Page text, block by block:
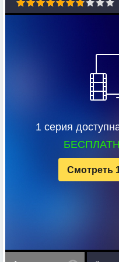
1 серия
Смотреть